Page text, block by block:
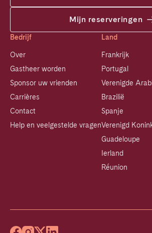
Mijn reserveringen
Bedrijf
Over
Gastheer worden
Sponsor uw vrienden
Carrières
Contact
Help en veelgestelde vragen
Land
Frankrijk
Portugal
Verenigde
Brazilië
Spanje
Verenigd
Guadeloupe
Ierland
Réunion